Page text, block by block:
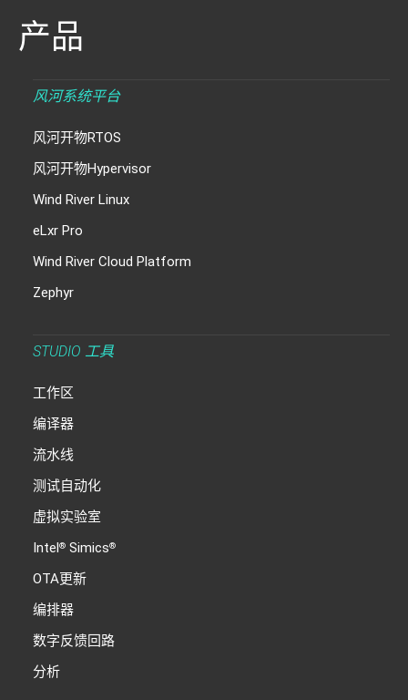
产品
风河系统平台
风河开物RTOS
风河开物Hypervisor
Wind River Linux
eLxr Pro
Wind River Cloud Platform
Zephyr
STUDIO 工具
工作区
编译器
流水线
测试自动化
虚拟实验室
Intel® Simics®
OTA更新
编排器
数字反馈回路
分析